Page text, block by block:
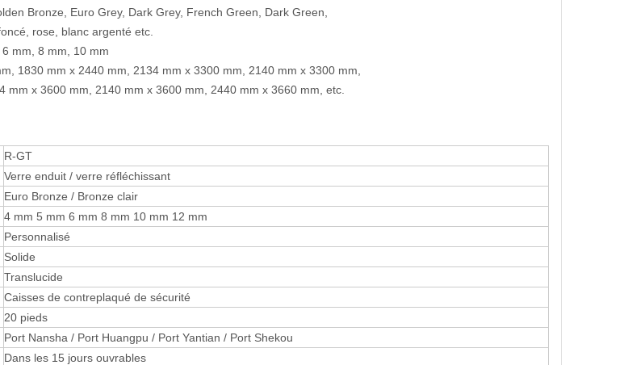
Bronze, Euro Grey, Dark Grey, French Green, Dark Green,
rose, blanc argenté etc.
mm, 8 mm, 10 mm
1830 mm x 2440 mm, 2134 mm x 3300 mm, 2140 mm x 3300 mm,
mm x 3600 mm, 2140 mm x 3600 mm, 2440 mm x 3660 mm, etc.
R-GT
Verre enduit / verre réfléchissant
Euro Bronze / Bronze clair
4 mm 5 mm 6 mm 8 mm 10 mm 12 mm
Personnalisé
Solide
Translucide
Caisses de contreplaqué de sécurité
20 pieds
Port Nansha / Port Huangpu / Port Yantian / Port Shekou
Dans les 15 jours ouvrables